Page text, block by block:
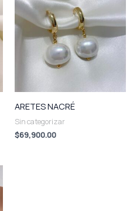
ARETES NACRÉ
Sin categorizar
$69,900.00